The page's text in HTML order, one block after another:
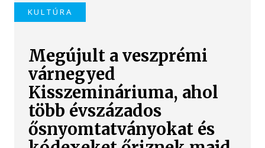
KULTÚRA
Megújult a veszprémi
várnegyed
Kisszemináriuma, ahol
több évszázados
ősnyomtatványokat és